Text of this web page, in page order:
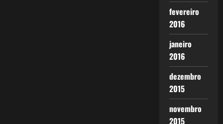
fevereiro
2016
janeiro
2016
dezembro
2015
novembro
2015